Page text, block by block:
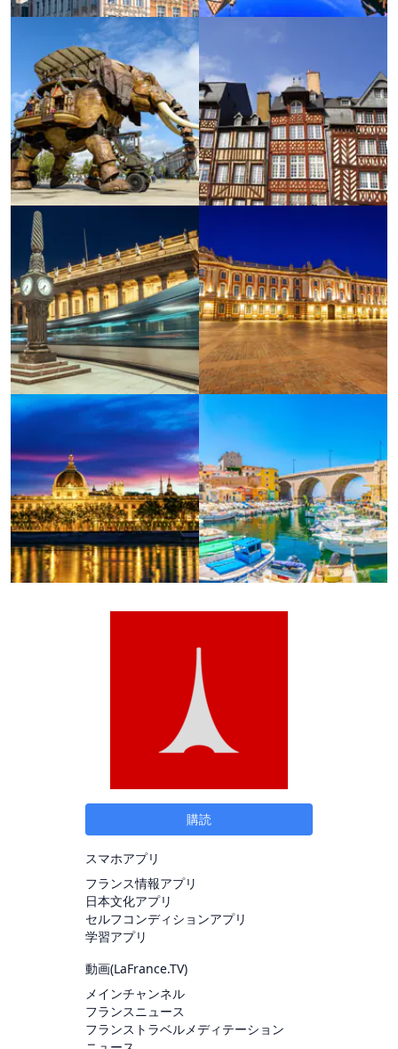
購読
スマホアプリ
フランス情報アプリ
日本文化アプリ
セルフコンディションアプリ
学習アプリ
動画(LaFrance.TV)
メインチャンネル
フランスニュース
フランストラベルメディテーション